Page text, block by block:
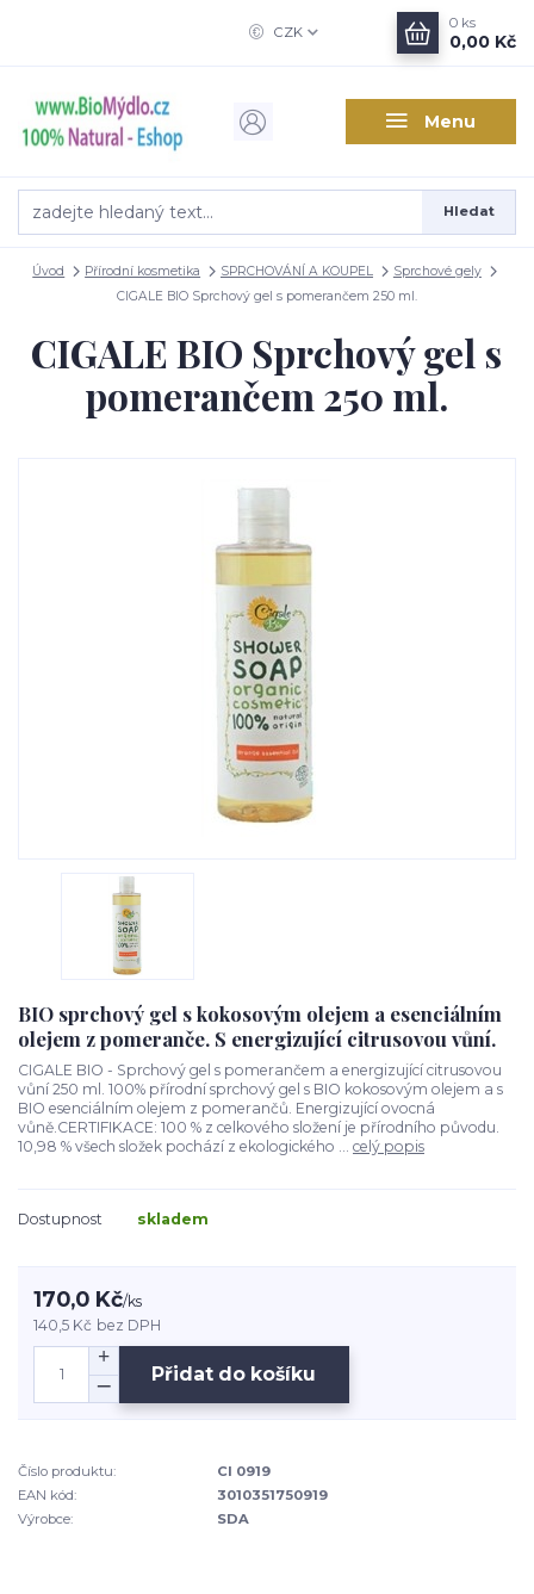
Menu
CZK
Hledat
0 ks
0,00 Kč
Úvod Přírodní kosmetika SPRCHOVÁNÍ A KOUPEL
Sprchové gely
CIGALE BIO Sprchový gel s pomerančem 250 ml.
CIGALE BIO Sprchový gel s
pomerančem 250 ml.
BIO sprchový gel s kokosovým olejem a esenciálním
olejem z pomeranče. S energizující citrusovou vůní.
CIGALE BIO - Sprchový gel s pomerančem a energizující citrusovou
vůní 250 ml. 100% přírodní sprchový gel s BIO kokosovým olejem a s
BIO esenciálním olejem z pomerančů. Energizující ovocná
vůně.CERTIFIKACE: 100 % z celkového složení je přírodního původu.
10,98 % všech složek pochází z ekologického ... celý popis
Dostupnost skladem
170,0 Kč/ks
140,5 Kč bez DPH
Přidat do košíku
Číslo produktu:
CI 0919
EAN kód:
3010351750919
Výrobce:
SDA